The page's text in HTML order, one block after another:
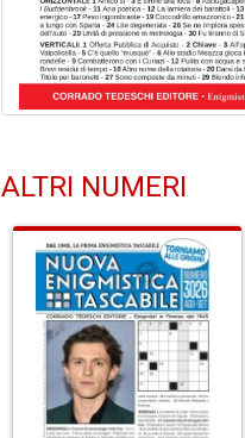
ALTRI NUMERI